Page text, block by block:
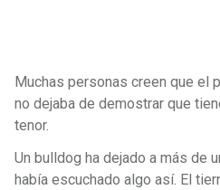
Muchas personas creen que el
no dejaba de demostrar que
tenor.
Un bulldog ha dejado a más de
había escuchado algo así. El